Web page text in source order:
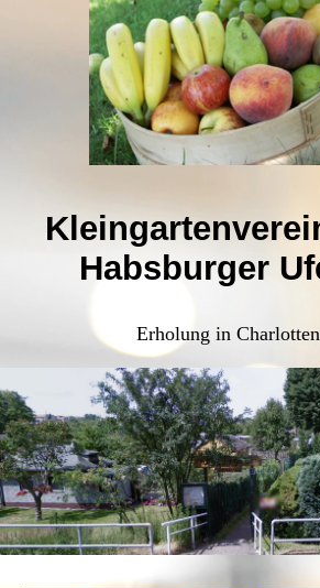
Habsburger
Erholung in